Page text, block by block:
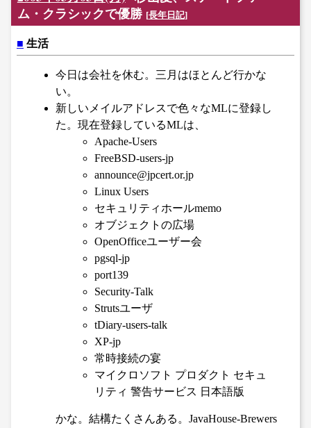
ム・クラシックで優勝 [長年日記]
■ 生活
今日は会社を休む。三月はほとんど行かな
い。
新しいメイルアドレスで色々なMLに登録し
た。現在登録しているMLは、
Apache-Users
FreeBSD-users-jp
announce@jpcert.or.jp
Linux Users
セキュリティホールmemo
オブジェクトの広場
OpenOfficeユーザー会
pgsql-jp
port139
Security-Talk
Strutsユーザ
tDiary-users-talk
XP-jp
常時接続の宴
マイクロソフト プロダクト セキュ
リティ 警告サービス 日本語版
かな。結構たくさんある。JavaHouse-Brewers